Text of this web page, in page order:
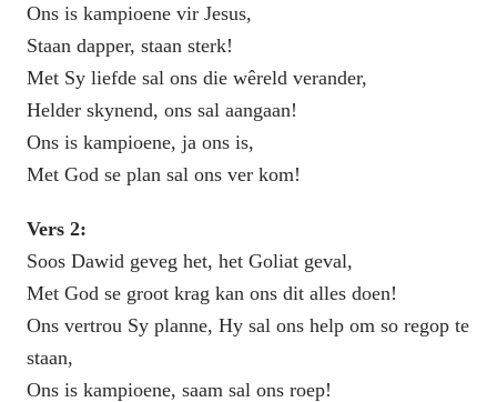
Ons is kampioene vir Jesus,
Staan dapper, staan sterk!
Met Sy liefde sal ons die wêreld verander,
Helder skynend, ons sal aangaan!
Ons is kampioene, ja ons is,
Met God se plan sal ons ver kom!
Vers 2:
Soos Dawid geveg het, het Goliat geval,
Met God se groot krag kan ons dit alles doen!
Ons vertrou Sy planne, Hy sal ons help om so regop te
staan,
Ons is kampioene, saam sal ons roep!